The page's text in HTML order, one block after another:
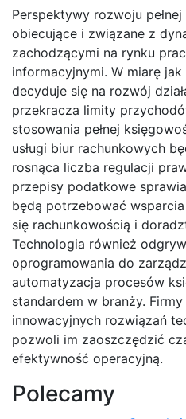
Perspektywy rozwoju
obiecujące i związane z
zachodzącymi na rynku
informacyjnymi. W miarę
decyduje się na rozwój
przekracza limity
stosowania pełnej
usługi biur rachunkowych
rosnąca liczba regulacji
przepisy podatkowe
będą potrzebować
się rachunkowością i
Technologia również
oprogramowania do
automatyzacja procesów
standardem w branży.
innowacyjnych rozwiązań
pozwoli im zaoszczędzić
efektywność operacyjną.
Polecamy